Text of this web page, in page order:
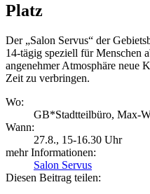
Platz
Der „Salon Servus“ der
14-tägig speziell für Menschen
angenehmer Atmosphäre neue
Zeit zu verbringen.
Wo:
GB*Stadtteilbüro, Max-
Wann:
27.8., 15-16.30 Uhr
mehr Informationen:
Salon Servus
Diesen Beitrag teilen: